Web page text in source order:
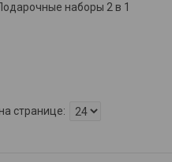
наборы 2 в 1